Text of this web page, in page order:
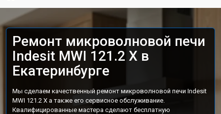
Ремонт микроволновой печи
Indesit MWI 121.2 X в
Екатеринбурге
Мы сделаем качественный ремонт микроволновой печи Indesit
MWI 121.2 X а также его сервисное обслуживание.
Квалифицированные мастера сделают бесплатную